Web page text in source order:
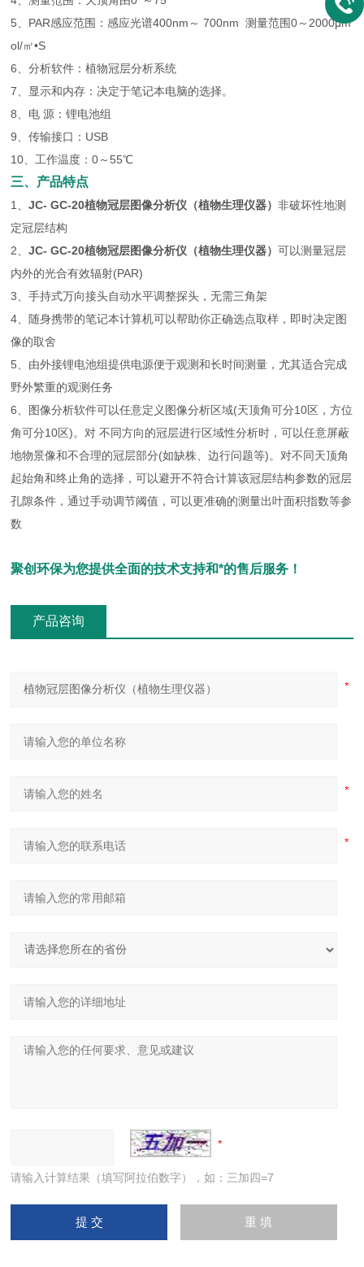
5、PAR感应范围：感应光谱400nm～ 700nm 测量范围0～2000μm
ol/㎡•S
6、分析软件：植物冠层分析系统
7、显示和内存：决定于笔记本电脑的选择。
8、电 源：锂电池组
9、传输接口：USB
10、工作温度：0～55℃
三、产品特点
1、JC- GC-20​植物冠层图像分析仪（植物生理仪器）非破坏性地测
定冠层结构
2、JC- GC-20​植物冠层图像分析仪（植物生理仪器）可以测量冠层
内外的光合有效辐射(PAR)
3、手持式万向接头自动水平调整探头，无需三角架
4、随身携带的笔记本计算机可以帮助你正确选点取样，即时决定图
像的取舍
5、由外接锂电池组提供电源便于观测和长时间测量，尤其适合完成
野外繁重的观测任务
6、图像分析软件可以任意定义图像分析区域(天顶角可分10区，方位
角可分10区)。对 不同方向的冠层进行区域性分析时，可以任意屏蔽
地物景像和不合理的冠层部分(如缺株、边行问题等)。对不同天顶角
起始角和终止角的选择，可以避开不符合计算该冠层结构参数的冠层
孔隙条件，通过手动调节阈值，可以更准确的测量出叶面积指数等参
数
聚创环保为您提供全面的技术支持和*的售后服务！
产品咨询
请输入计算结果（填写阿拉伯数字），如：三加四=7